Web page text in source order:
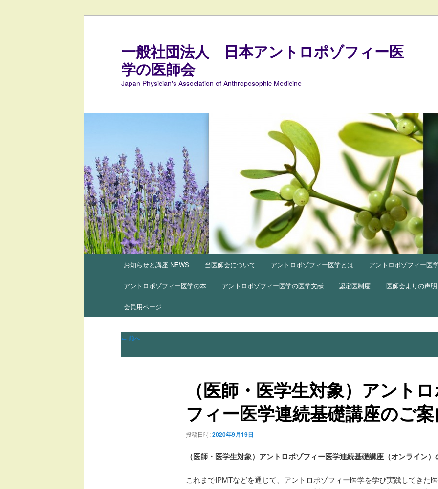
一般社団法人 日本アントロポゾフィー医
学の医師会
Japan Physician's Association of Anthroposophic Medicine
ュ
お知らせと講座 NEWS 当医師会について アントロポゾフィー医学とは アントロポゾフィー医
アントロポゾフィー医学の本 アントロポゾフィー医学の医学文献 認定医制度 医師会よりの声明
会員用ページ
投
← 前へ
（医師・医学生対象）アント
フィー医学連続基礎講座のご
投稿日時:2020年9月19日
（医師・医学生対象）アントロポゾフィー医学連続基礎講座（オンライン）
これまでIPMTなどを通じて、アントロポゾフィー医学を学び実践してきた